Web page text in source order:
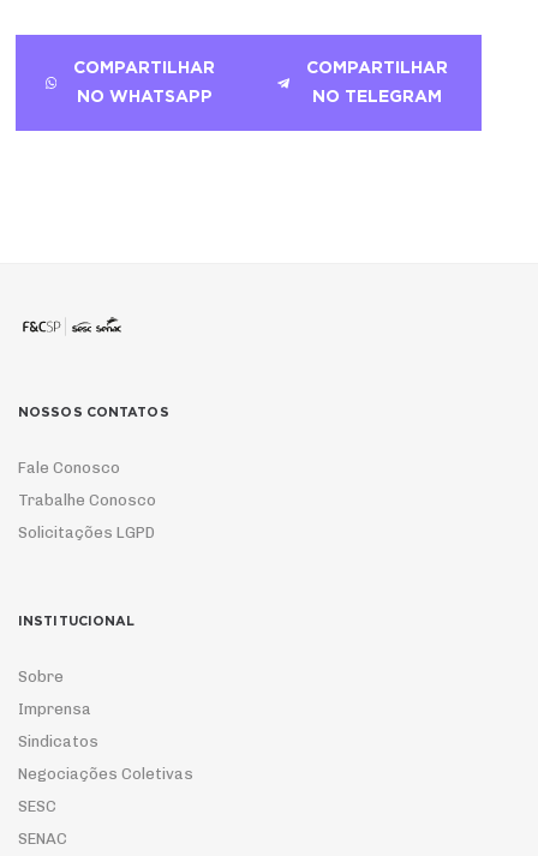
COMPARTILHAR
NO WHATSAPP
COMPARTILHAR
NO TELEGRAM
NOSSOS CONTATOS
Fale Conosco
Trabalhe Conosco
Solicitações LGPD
INSTITUCIONAL
Sobre
Imprensa
Sindicatos
Negociações Coletivas
SESC
SENAC